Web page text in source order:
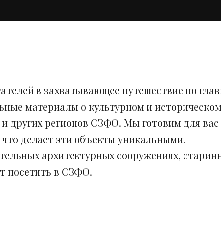
в захватывающее путешествие по
материалы о культурном и
других регионов СЗФО. Мы готовим для
делает эти объекты уникальными.
архитектурных сооружениях,
посетить в СЗФО.